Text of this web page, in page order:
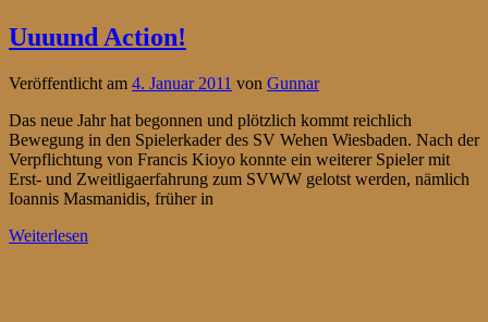
Uuuund Action!
Veröffentlicht am 4. Januar 2011 von Gunnar
Das neue Jahr hat begonnen und plötzlich kommt reichlich
Bewegung in den Spielerkader des SV Wehen Wiesbaden. Nach der
Verpflichtung von Francis Kioyo konnte ein weiterer Spieler mit
Erst- und Zweitligaerfahrung zum SVWW gelotst werden, nämlich
Ioannis Masmanidis, früher in
Weiterlesen